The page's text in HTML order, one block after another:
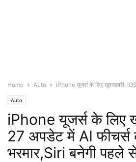
Home Auto iPhone यूजर्स के लिए खुशखबरी:
Auto
iPhone यूजर्स के लिए
27 अपडेट में AI फीचर्स
भरमार,Siri बनेगी पहले से